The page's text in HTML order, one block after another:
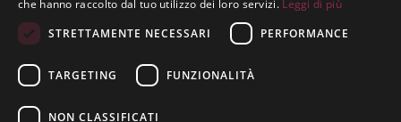
C.F. / P.IVA: 01550480220
Privacy Policy
Cookie Policy
che hanno raccolto dal tuo utilizzo dei loro servizi. Leggi di più
STRETTAMENTE NECESSARI
PERFORMANCE
TARGETING FUNZIONALITÀ
NON CLASSIFICATI